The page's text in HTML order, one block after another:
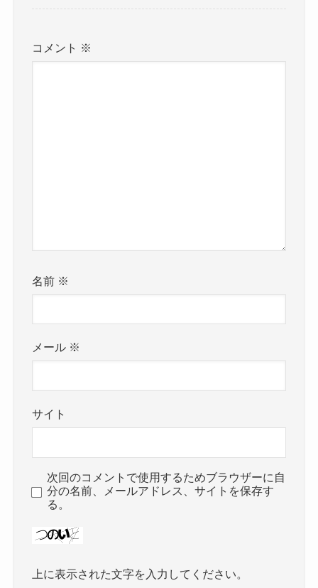
コメント ※
名前 ※
メール ※
サイト
次回のコメントで使用するためブラウザーに自
分の名前、メールアドレス、サイトを保存す
る。
上に表示された文字を入力してください。